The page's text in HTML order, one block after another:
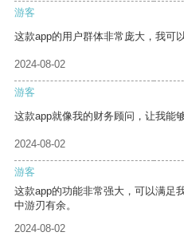
游客
这款app的用户群体非常庞大，我可
2024-08-02
游客
这款app就像我的财务顾问，让我能
2024-08-02
游客
这款app的功能非常强大，可以满足
中游刃有余。
2024-08-02